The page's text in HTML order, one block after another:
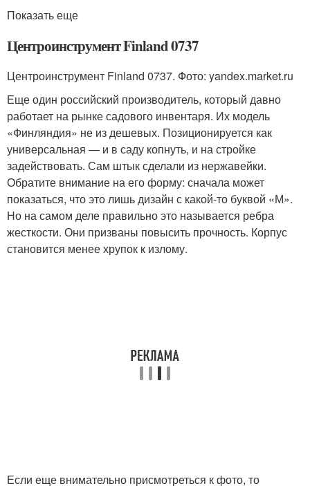
Показать еще
Центроинструмент Finland 0737
Центроинструмент Finland 0737. Фото: yandex.market.ru
Еще один российский производитель, который давно
работает на рынке садового инвентаря. Их модель
«Финляндия» не из дешевых. Позиционируется как
универсальная — и в саду копнуть, и на стройке
задействовать. Сам штык сделали из нержавейки.
Обратите внимание на его форму: сначала может
показаться, что это лишь дизайн с какой-то буквой «М».
Но на самом деле правильно это называется ребра
жесткости. Они призваны повысить прочность. Корпус
становится менее хрупок к излому.
Если еще внимательно присмотреться к фото, то